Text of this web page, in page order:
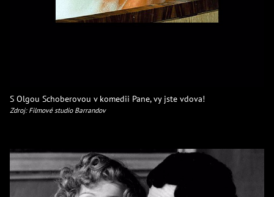
S Olgou Schoberovou v komedii Pane, vy jste vdova!
Zdroj: Filmové studio Barrandov